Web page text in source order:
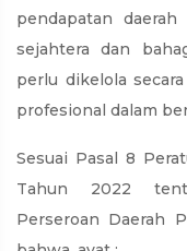
pendapatan
sejahtera dan
perlu dikelola
profesional dalam
Sesuai Pasal 8
Tahun 2022
Perseroan Daerah